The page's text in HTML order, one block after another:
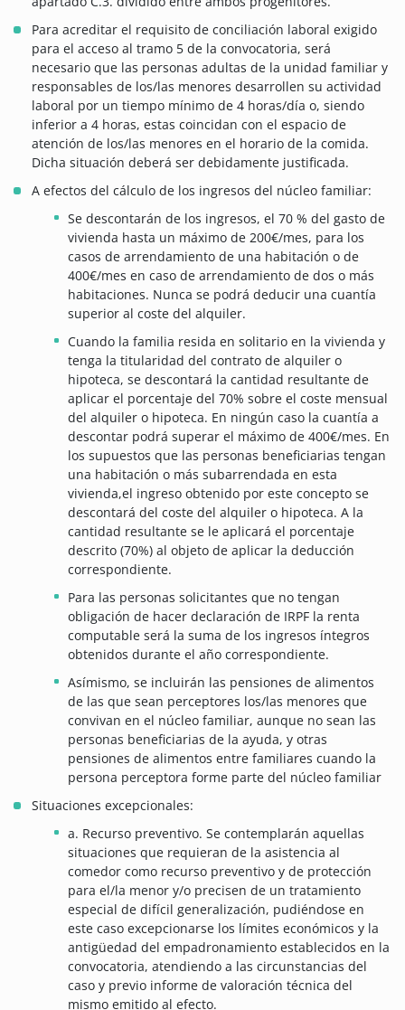
Para acreditar el requisito de conciliación laboral exigido
para el acceso al tramo 5 de la convocatoria, será
necesario que las personas adultas de la unidad familiar y
responsables de los/las menores desarrollen su actividad
laboral por un tiempo mínimo de 4 horas/día o, siendo
inferior a 4 horas, estas coincidan con el espacio de
atención de los/las menores en el horario de la comida.
Dicha situación deberá ser debidamente justificada.
A efectos del cálculo de los ingresos del núcleo familiar:
Se descontarán de los ingresos, el 70 % del gasto de
vivienda hasta un máximo de 200€/mes, para los
casos de arrendamiento de una habitación o de
400€/mes en caso de arrendamiento de dos o más
habitaciones. Nunca se podrá deducir una cuantía
superior al coste del alquiler.
Cuando la familia resida en solitario en la vivienda y
tenga la titularidad del contrato de alquiler o
hipoteca, se descontará la cantidad resultante de
aplicar el porcentaje del 70% sobre el coste mensual
del alquiler o hipoteca. En ningún caso la cuantía a
descontar podrá superar el máximo de 400€/mes. En
los supuestos que las personas beneficiarias tengan
una habitación o más subarrendada en esta
vivienda,el ingreso obtenido por este concepto se
descontará del coste del alquiler o hipoteca. A la
cantidad resultante se le aplicará el porcentaje
descrito (70%) al objeto de aplicar la deducción
correspondiente.
Para las personas solicitantes que no tengan
obligación de hacer declaración de IRPF la renta
computable será la suma de los ingresos íntegros
obtenidos durante el año correspondiente.
Asímismo, se incluirán las pensiones de alimentos
de las que sean perceptores los/las menores que
convivan en el núcleo familiar, aunque no sean las
personas beneficiarias de la ayuda, y otras
pensiones de alimentos entre familiares cuando la
persona perceptora forme parte del núcleo familiar
Situaciones excepcionales:
a. Recurso preventivo. Se contemplarán aquellas
situaciones que requieran de la asistencia al
comedor como recurso preventivo y de protección
para el/la menor y/o precisen de un tratamiento
especial de difícil generalización, pudiéndose en
este caso excepcionarse los límites económicos y la
antigüedad del empadronamiento establecidos en la
convocatoria, atendiendo a las circunstancias del
caso y previo informe de valoración técnica del
mismo emitido al efecto.